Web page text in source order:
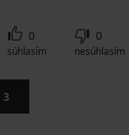
0
súhlasím
0
nesúhlasím
3